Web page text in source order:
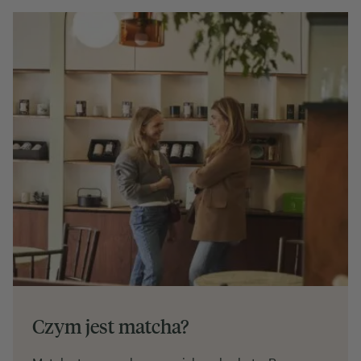
Czym jest matcha?